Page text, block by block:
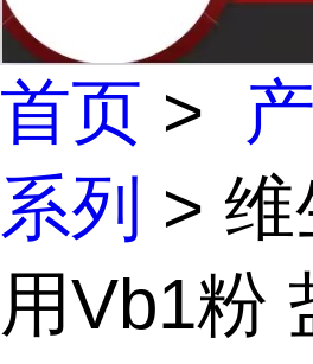
首页 >
系列 >
用Vb1粉